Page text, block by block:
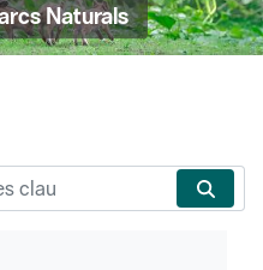
Naturals